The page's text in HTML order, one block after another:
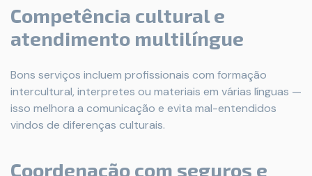
Competência cultural e
atendimento multilíngue
Bons serviços incluem profissionais com formação
intercultural, interpretes ou materiais em várias línguas —
isso melhora a comunicação e evita mal-entendidos
vindos de diferenças culturais.
Coordenação com seguros e